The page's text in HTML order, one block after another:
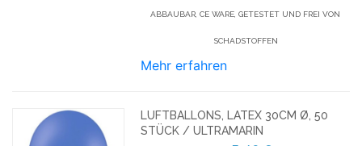
ABBAUBAR, CE WARE, GETESTET UND FREI VON
SCHADSTOFFEN
Mehr erfahren
LUFTBALLONS, LATEX 30CM Ø, 50
STÜCK / ULTRAMARIN